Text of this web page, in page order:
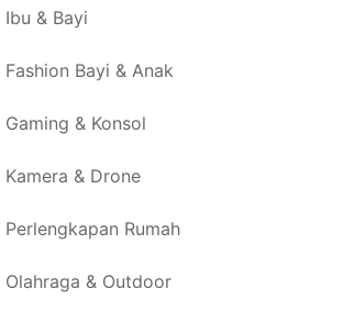
Ibu & Bayi
Fashion Bayi & Anak
Gaming & Konsol
Kamera & Drone
Perlengkapan Rumah
Olahraga & Outdoor